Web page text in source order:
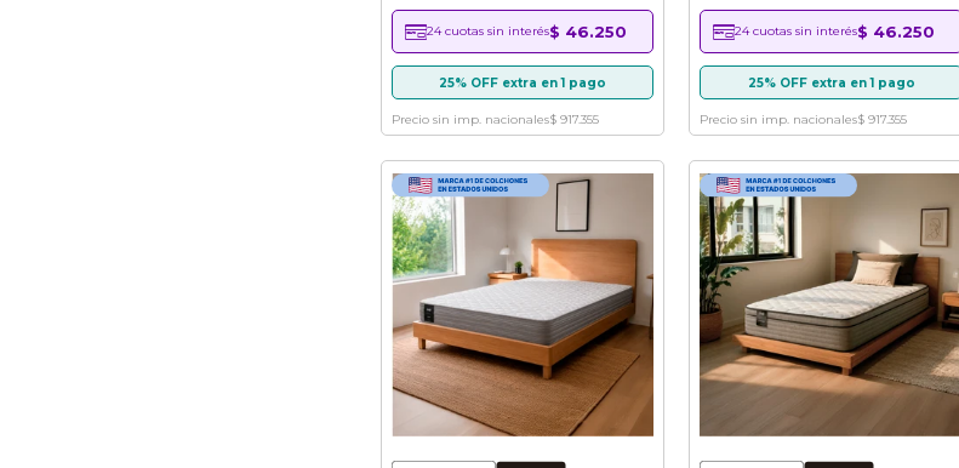
24 cuotas sin interés$ 46.250
25% OFF extra en 1 pago
Precio sin imp. nacionales$ 917.355
24 cuotas sin interés$ 46.250
25% OFF extra en 1 pago
Precio sin imp. nacionales$ 917.355